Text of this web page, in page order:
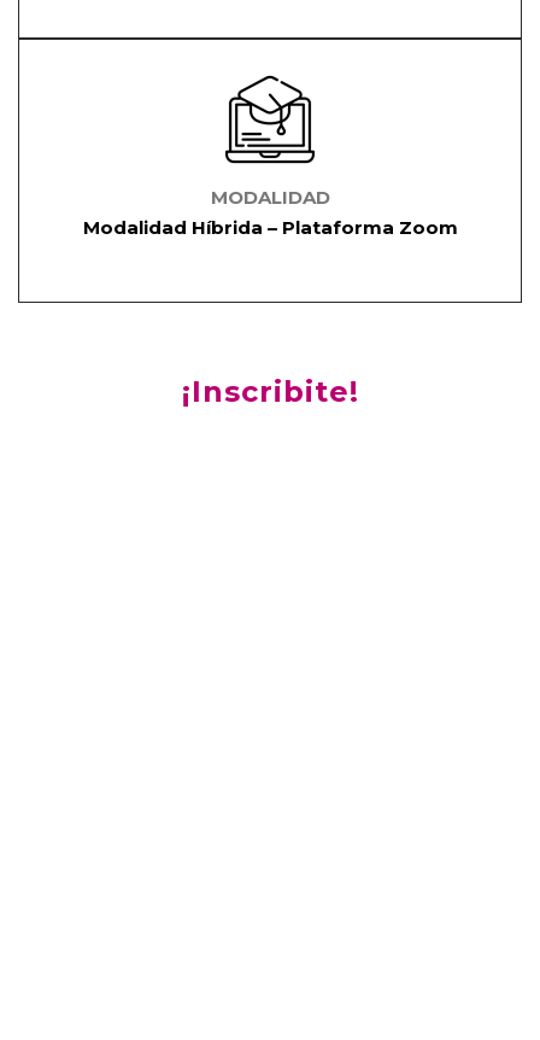
MODALIDAD
Modalidad Híbrida – Plataforma Zoom
¡Inscribite!